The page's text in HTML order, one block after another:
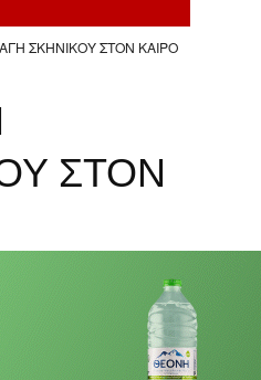
ΣΚΗΝΙΚΟΥ ΣΤΟΝ ΚΑΙΡΟ
ΣΤΟΝ